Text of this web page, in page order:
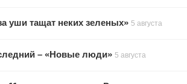
уши тащат неких зеленых» 5 августа
– «Новые люди» 5 августа